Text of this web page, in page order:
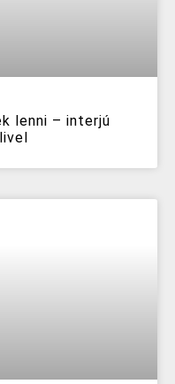
lenni – interjú